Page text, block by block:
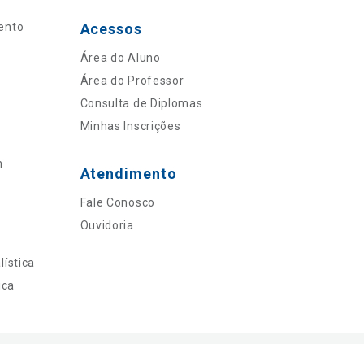
Acessos
Área do Aluno
Área do Professor
Consulta de Diplomas
Minhas Inscrições
Atendimento
Fale Conosco
Ouvidoria